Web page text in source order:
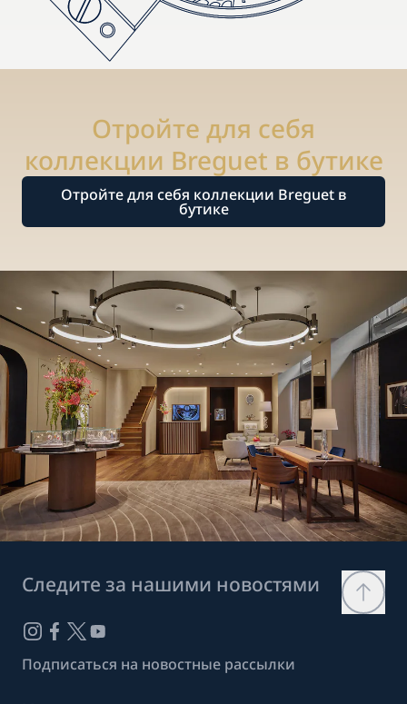
Отройте для себя
коллекции Breguet в бутике
Отройте для себя коллекции Breguet в
бутике
Следите за нашими новостями
Подписаться на новостные рассылки